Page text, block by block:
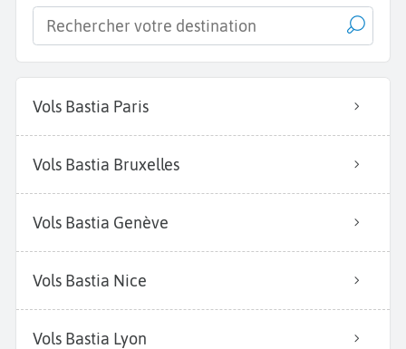
Vols Bastia Paris
Vols Bastia Bruxelles
Vols Bastia Genève
Vols Bastia Nice
Vols Bastia Lyon